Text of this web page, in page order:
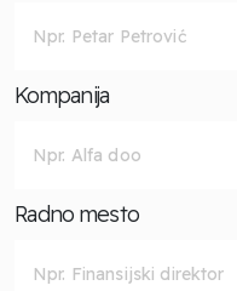
Kompanija
Radno mesto